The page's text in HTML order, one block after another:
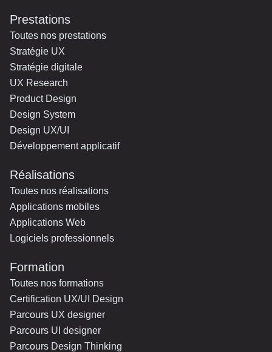
Prestations
Toutes nos prestations
Stratégie UX
Stratégie digitale
UX Research
Product Design
Design System
Design UX/UI
Développement applicatif
Réalisations
Toutes nos réalisations
Applications mobiles
Applications Web
Logiciels professionnels
Formation
Toutes nos formations
Certification UX/UI Design
Parcours UX designer
Parcours UI designer
Parcours Design Thinking